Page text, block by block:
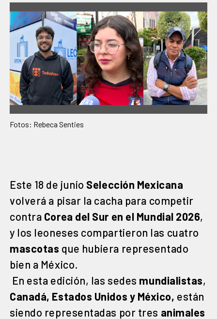
Fotos: Rebeca Senties
Este 18 de junio Selección Mexicana
volverá a pisar la cacha para competir
contra Corea del Sur en el Mundial 2026,
y los leoneses compartieron las cuatro
mascotas que hubiera representado
bien a México.
En esta edición, las sedes mundialistas,
Canadá, Estados Unidos y México, están
siendo representadas por tres animales